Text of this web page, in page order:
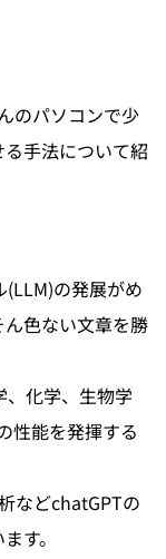
のパソコンで少
手法について紹
の発展がめ
色ない文章を勝
化学、生物学
性能を発揮する
などchatGPTの
す。